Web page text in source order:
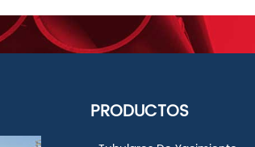
PRODUCTOS